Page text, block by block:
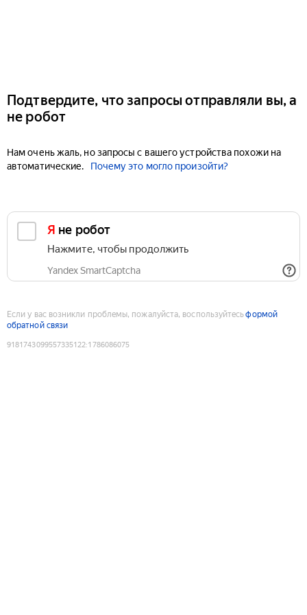
Подтвердите, что запросы отправляли вы, а
не робот
Нам очень жаль, но запросы с вашего устройства похожи на
автоматические.
Почему это могло произойти?
Я не робот
Нажмите, чтобы продолжить
Yandex SmartCaptcha
Если у вас возникли проблемы, пожалуйста, воспользуйтесьформой
обратной связи
9181743099557335122:1786086075